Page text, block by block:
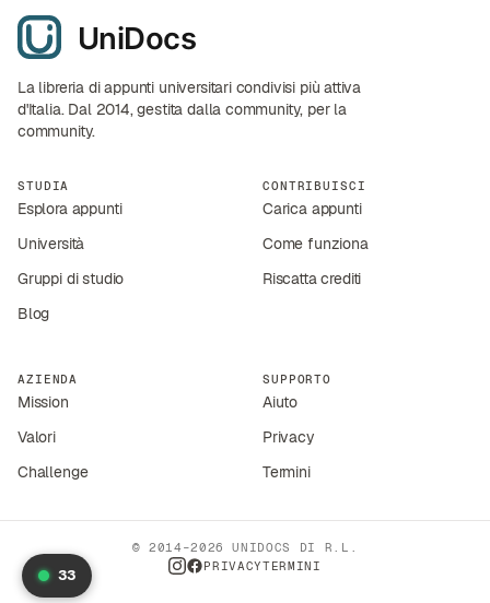
La libreria di appunti universitari condivisi più attiva
d'Italia. Dal 2014, gestita dalla community, per la
community.
STUDIA
Esplora appunti
Università
Gruppi di studio
Blog
CONTRIBUISCI
Carica appunti
Come funziona
Riscatta crediti
AZIENDA
Mission
Valori
Challenge
SUPPORTO
Aiuto
Privacy
Termini
© 2014–2026 UNIDOCS DI R.L.
PRIVACYTERMINI
33